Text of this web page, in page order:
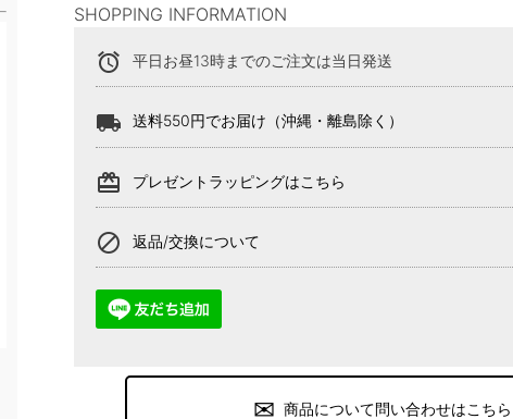
SHOPPING INFORMATION
alarm 平日お昼13時までのご注文は当日発送
local_shipping 送料550円でお届け（沖縄・離島除く）
card_giftcard プレゼントラッピングはこちら
block 返品/交換について
商品について問い合わせはこちら